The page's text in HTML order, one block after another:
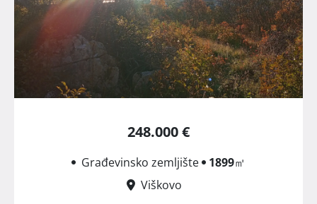
248.000 €
Građevinsko zemljište 1899㎡
Viškovo